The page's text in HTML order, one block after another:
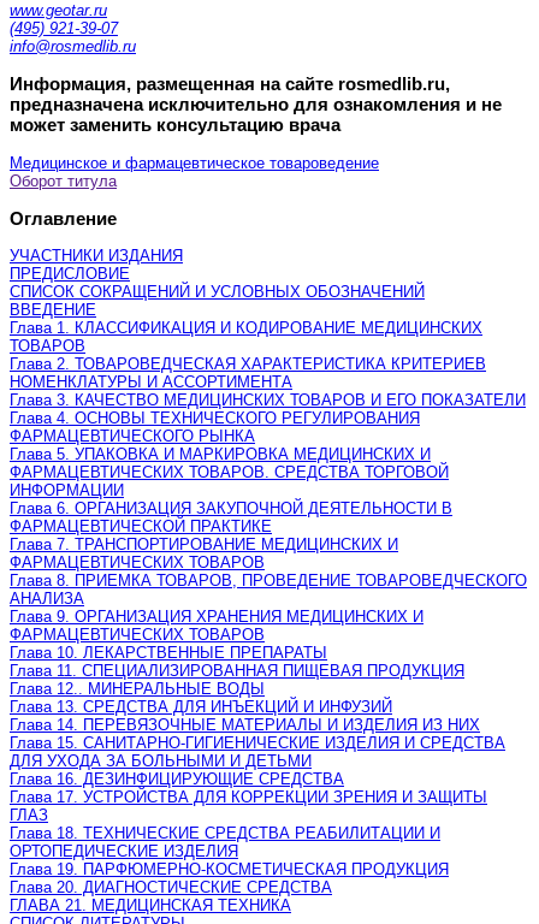
www.geotar.ru
(495) 921-39-07
info@rosmedlib.ru
Информация, размещенная на сайте rosmedlib.ru,
предназначена исключительно для ознакомления и не
может заменить консультацию врача
Медицинское и фармацевтическое товароведение
Оборот титула
Оглавление
УЧАСТНИКИ ИЗДАНИЯ
ПРЕДИСЛОВИЕ
СПИСОК СОКРАЩЕНИЙ И УСЛОВНЫХ ОБОЗНАЧЕНИЙ
ВВЕДЕНИЕ
Глава 1. КЛАССИФИКАЦИЯ И КОДИРОВАНИЕ МЕДИЦИНСКИХ
ТОВАРОВ
Глава 2. ТОВАРОВЕДЧЕСКАЯ ХАРАКТЕРИСТИКА КРИТЕРИЕВ
НОМЕНКЛАТУРЫ И АССОРТИМЕНТА
Глава 3. КАЧЕСТВО МЕДИЦИНСКИХ ТОВАРОВ И ЕГО ПОКАЗАТЕЛИ
Глава 4. ОСНОВЫ ТЕХНИЧЕСКОГО РЕГУЛИРОВАНИЯ
ФАРМАЦЕВТИЧЕСКОГО РЫНКА
Глава 5. УПАКОВКА И МАРКИРОВКА МЕДИЦИНСКИХ И
ФАРМАЦЕВТИЧЕСКИХ ТОВАРОВ. СРЕДСТВА ТОРГОВОЙ
ИНФОРМАЦИИ
Глава 6. ОРГАНИЗАЦИЯ ЗАКУПОЧНОЙ ДЕЯТЕЛЬНОСТИ В
ФАРМАЦЕВТИЧЕСКОЙ ПРАКТИКЕ
Глава 7. ТРАНСПОРТИРОВАНИЕ МЕДИЦИНСКИХ И
ФАРМАЦЕВТИЧЕСКИХ ТОВАРОВ
Глава 8. ПРИЕМКА ТОВАРОВ, ПРОВЕДЕНИЕ ТОВАРОВЕДЧЕСКОГО
АНАЛИЗА
Глава 9. ОРГАНИЗАЦИЯ ХРАНЕНИЯ МЕДИЦИНСКИХ И
ФАРМАЦЕВТИЧЕСКИХ ТОВАРОВ
Глава 10. ЛЕКАРСТВЕННЫЕ ПРЕПАРАТЫ
Глава 11. СПЕЦИАЛИЗИРОВАННАЯ ПИЩЕВАЯ ПРОДУКЦИЯ
Глава 12.. МИНЕРАЛЬНЫЕ ВОДЫ
Глава 13. СРЕДСТВА ДЛЯ ИНЪЕКЦИЙ И ИНФУЗИЙ
Глава 14. ПЕРЕВЯЗОЧНЫЕ МАТЕРИАЛЫ И ИЗДЕЛИЯ ИЗ НИХ
Глава 15. САНИТАРНО-ГИГИЕНИЧЕСКИЕ ИЗДЕЛИЯ И СРЕДСТВА
ДЛЯ УХОДА ЗА БОЛЬНЫМИ И ДЕТЬМИ
Глава 16. ДЕЗИНФИЦИРУЮЩИЕ СРЕДСТВА
Глава 17. УСТРОЙСТВА ДЛЯ КОРРЕКЦИИ ЗРЕНИЯ И ЗАЩИТЫ
ГЛАЗ
Глава 18. ТЕХНИЧЕСКИЕ СРЕДСТВА РЕАБИЛИТАЦИИ И
ОРТОПЕДИЧЕСКИЕ ИЗДЕЛИЯ
Глава 19. ПАРФЮМЕРНО-КОСМЕТИЧЕСКАЯ ПРОДУКЦИЯ
Глава 20. ДИАГНОСТИЧЕСКИЕ СРЕДСТВА
ГЛАВА 21. МЕДИЦИНСКАЯ ТЕХНИКА